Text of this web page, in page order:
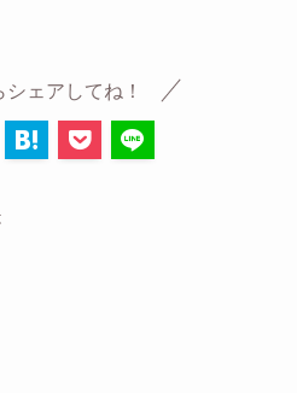
ェアしてね！